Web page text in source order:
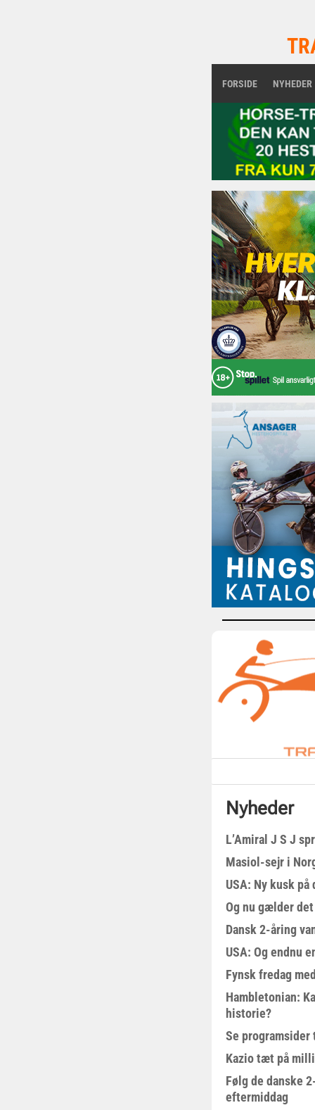
FORSIDE NYHEDER
Nyheder
L’Amiral J S J
Masiol-sejr i
USA: Ny kusk på
Og nu gælder
Dansk 2-åring
USA: Og endnu
Fynsk fredag
Hambletonian:
historie?
Se
Kazio tæt på
Følg de danske
eftermiddag